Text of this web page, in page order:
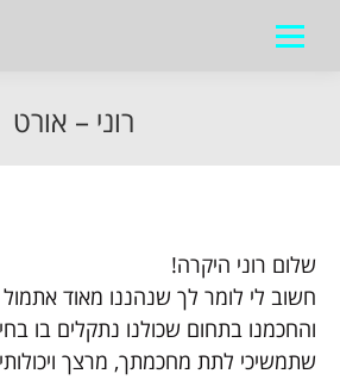
רוני – אורט
שלום רוני היקרה!
חשוב לי לומר לך שנהננו מאוד
והחכמנו בתחום שכולנו נתקלים בו
שתמשיכי לתת מחכמתך, מרצך